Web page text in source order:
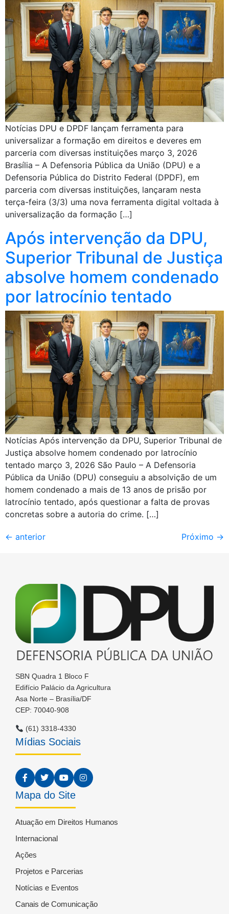
Notícias DPU e DPDF lançam ferramenta para
universalizar a formação em direitos e deveres em
parceria com diversas instituições março 3, 2026
Brasília – A Defensoria Pública da União (DPU) e a
Defensoria Pública do Distrito Federal (DPDF), em
parceria com diversas instituições, lançaram nesta
terça-feira (3/3) uma nova ferramenta digital voltada à
universalização da formação […]
Após intervenção da DPU,
Superior Tribunal de Justiça
absolve homem condenado
por latrocínio tentado
Notícias Após intervenção da DPU, Superior Tribunal de
Justiça absolve homem condenado por latrocínio
tentado março 3, 2026 São Paulo – A Defensoria
Pública da União (DPU) conseguiu a absolvição de um
homem condenado a mais de 13 anos de prisão por
latrocínio tentado, após questionar a falta de provas
concretas sobre a autoria do crime. […]
← anterior Próximo →
SBN Quadra 1 Bloco F
Edifício Palácio da Agricultura
Asa Norte – Brasília/DF
CEP: 70040-908
(61) 3318-4330
Mídias Sociais
Mapa do Site
Atuação em Direitos Humanos
Internacional
Ações
Projetos e Parcerias
Notícias e Eventos
Canais de Comunicação